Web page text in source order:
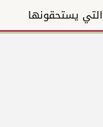
يستحقونها